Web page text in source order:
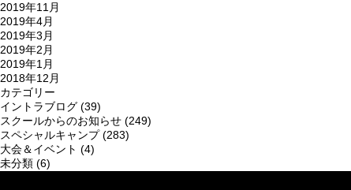
2019年11月
2019年4月
2019年3月
2019年2月
2019年1月
2018年12月
カテゴリー
イントラブログ (39)
スクールからのお知らせ (249)
スペシャルキャンプ(283)
大会＆イベント (4)
未分類 (6)